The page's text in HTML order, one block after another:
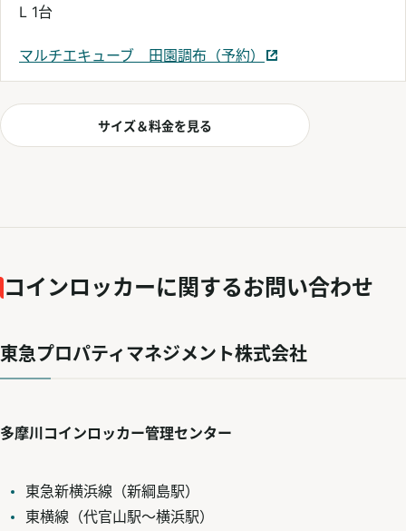
L 1台
マルチエキューブ 田園調布（予約）
別ウィンドウで開く
サイズ＆料金を見る
コインロッカーに関するお問い合わせ
東急プロパティマネジメント株式会社
多摩川コインロッカー管理センター
東急新横浜線（新綱島駅）
東横線（代官山駅～横浜駅）